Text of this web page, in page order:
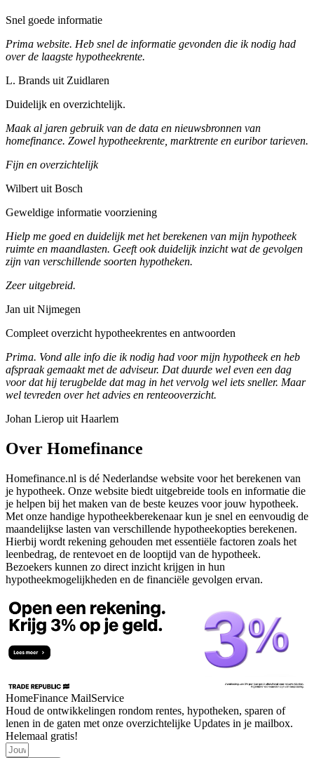
Snel goede informatie
Prima website. Heb snel de informatie gevonden die ik nodig had
over de laagste hypotheekrente.
L. Brands uit Zuidlaren
Duidelijk en overzichtelijk.
Maak al jaren gebruik van de data en nieuwsbronnen van
homefinance. Zowel hypotheekrente, marktrente en euribor tarieven.
Fijn en overzichtelijk
Wilbert uit Bosch
Geweldige informatie voorziening
Hielp me goed en duidelijk met het berekenen van mijn hypotheek
ruimte en maandlasten. Geeft ook duidelijk inzicht wat de gevolgen
zijn van verschillende soorten hypotheken.
Zeer uitgebreid.
Jan uit Nijmegen
Compleet overzicht hypotheekrentes en antwoorden
Prima. Vond alle info die ik nodig had voor mijn hypotheek en heb
afspraak gemaakt met de adviseur. Dat duurde wel even een dag
voor dat hij terugbelde dat mag in het vervolg wel iets sneller. Maar
wel tevreden over het advies en renteooverzicht.
Johan Lierop uit Haarlem
Over Homefinance
Homefinance.nl is dé Nederlandse website voor het berekenen van
je hypotheek. Onze website biedt uitgebreide tools en informatie die
je helpen bij het maken van de beste keuzes voor jouw hypotheek.
Met onze handige hypotheekberekenaar kun je snel en eenvoudig de
maandelijkse lasten van verschillende hypotheekopties berekenen.
Hierbij wordt rekening gehouden met essentiële factoren zoals het
leenbedrag, de rentevoet en de looptijd van de hypotheek.
Bezoekers kunnen zo direct inzicht krijgen in hun
hypotheekmogelijkheden en de financiële gevolgen ervan.
HomeFinance MailService
Houd de ontwikkelingen rondom rentes, hypotheken, sparen of
lenen in de gaten met onze overzichtelijke Updates in je mailbox.
Helemaal gratis!